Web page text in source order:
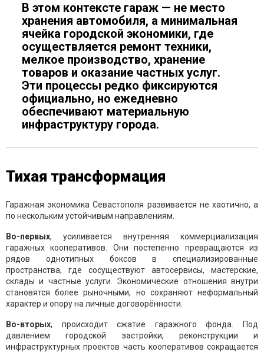
В этом контексте гараж — не место
хранения автомобиля, а минимальная
ячейка городской экономики, где
осуществляется ремонт техники,
мелкое производство, хранение
товаров и оказание частных услуг.
Эти процессы редко фиксируются
официально, но ежедневно
обеспечивают материальную
инфраструктуру города.
Тихая трансформация
Гаражная экономика Севастополя развивается не хаотично, а
по нескольким устойчивым направлениям.
Во-первых, усиливается внутренняя коммерциализация
гаражных кооперативов. Они постепенно превращаются из
рядов однотипных боксов в специализированные
пространства, где сосуществуют автосервисы, мастерские,
склады и частные услуги. Экономические отношения внутри
становятся более рыночными, но сохраняют неформальный
характер и опору на личные договорённости.
Во-вторых, происходит сжатие гаражного фонда. Под
давлением городской застройки, реконструкции и
инфраструктурных проектов часть кооперативов сокращается